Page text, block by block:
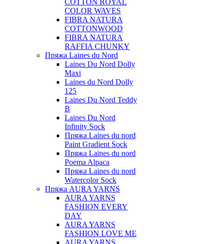
COTTON ROYAL
COLOR WAVES
FIBRA NATURA
COTTONWOOD
FIBRA NATURA
RAFFIA CHUNKY
Пряжа Laines du Nord
Laines Du Nord Dolly
Maxi
Laines du Nord Dolly
125
Laines Du Nord Teddy
B
Laines Du Nord
Infinity Sock
Пряжа Laines du nord
Paint Gradient Sock
Пряжа Laines du nord
Poema Alpaca
Пряжа Laines du nord
Watercolor Sock
Пряжа AURA YARNS
AURA YARNS
FASHION EVERY
DAY
AURA YARNS
FASHION LOVE ME
AURA YARNS